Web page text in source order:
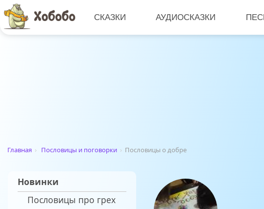
СКАЗКИ АУДИОСКАЗКИ
Главная › Пословицы и поговорки › Пословицы о добре
Новинки
Пословицы про грех